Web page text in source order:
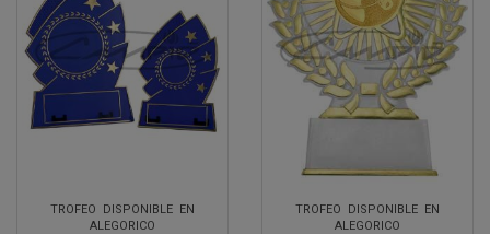
TROFEO DISPONIBLE EN
ALEGORICO
TROFEO DISPONIBLE EN
ALEGORICO